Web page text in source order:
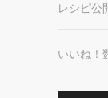
レシピ公
いいね！